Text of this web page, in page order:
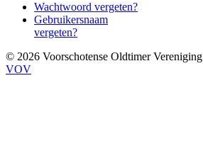
Wachtwoord vergeten?
Gebruikersnaam
vergeten?
© 2026 Voorschotense Oldtimer Vereniging
VOV